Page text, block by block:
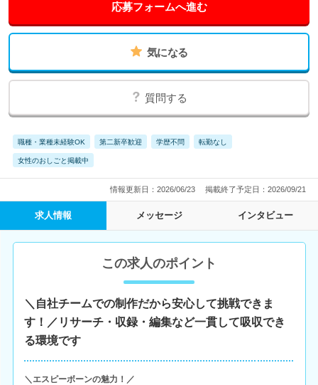
応募フォームへ進む
気になる
質問する
職種・業種未経験OK 第二新卒歓迎 学歴不問 転勤なし
女性のおしごと掲載中
情報更新日：2026/06/23 掲載終了予定日：2026/09/21
求人情報 メッセージ インタビュー
この求人のポイント
＼自社チームでの制作だから安心して挑戦できま
す！／リサーチ・収録・編集など一貫して吸収でき
る環境です
＼エスピーボーンの魅力！／